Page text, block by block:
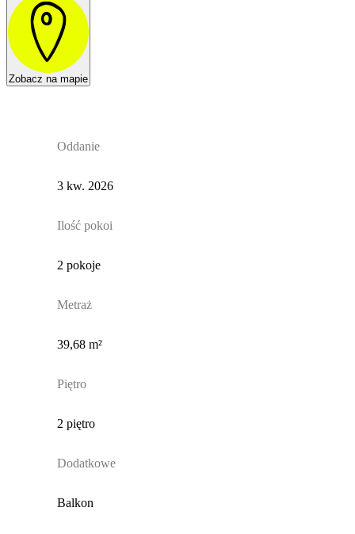
Zobacz na mapie
Oddanie
3 kw. 2026
Ilość pokoi
2 pokoje
Metraż
39,68 m²
Piętro
2 piętro
Dodatkowe
Balkon